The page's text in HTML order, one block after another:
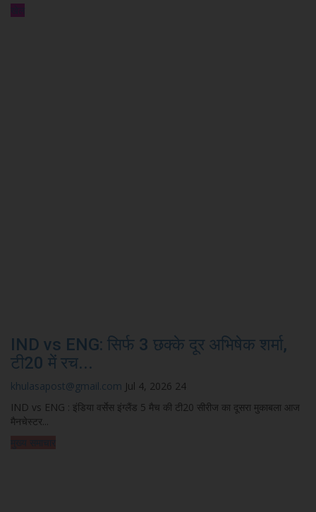
खेल
IND vs ENG: सिर्फ 3 छक्के दूर अभिषेक शर्मा,
टी20 में रच...
khulasapost@gmail.com Jul 4, 2026 24
IND vs ENG : इंडिया वर्सेस इंग्लैंड 5 मैच की टी20 सीरीज का दूसरा मुकाबला आज
मैनचेस्टर...
मुख्य समाचार